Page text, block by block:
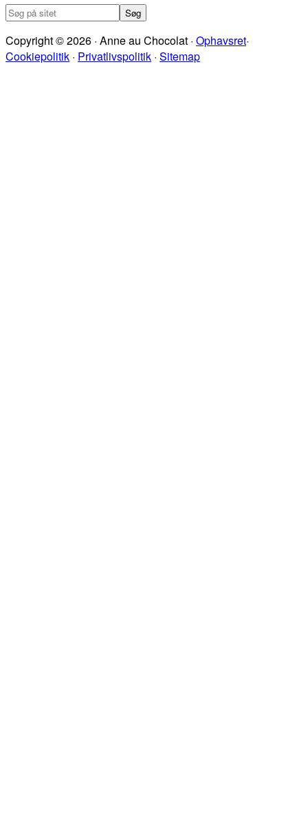
Søg
sitet
Copyright © 2026 · Anne au Chocolat · Ophavsret·
Cookiepolitik · Privatlivspolitik · Sitemap